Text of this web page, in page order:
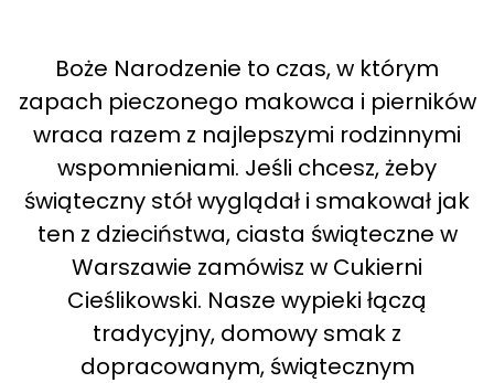
Boże Narodzenie to czas, w którym
zapach pieczonego makowca i pierników
wraca razem z najlepszymi rodzinnymi
wspomnieniami. Jeśli chcesz, żeby
świąteczny stół wyglądał i smakował jak
ten z dzieciństwa, ciasta świąteczne w
Warszawie zamówisz w Cukierni
Cieślikowski. Nasze wypieki łączą
tradycyjny, domowy smak z
dopracowanym, świątecznym